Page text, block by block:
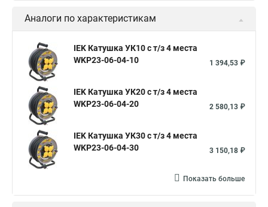
Аналоги по характеристикам
IEK Катушка УК10 с т/з 4 места
WKP23-06-04-10
1 394,53 ₽
IEK Катушка УК20 с т/з 4 места
WKP23-06-04-20
2 580,13 ₽
IEK Катушка УК30 с т/з 4 места
WKP23-06-04-30
3 150,18 ₽
Показать больше